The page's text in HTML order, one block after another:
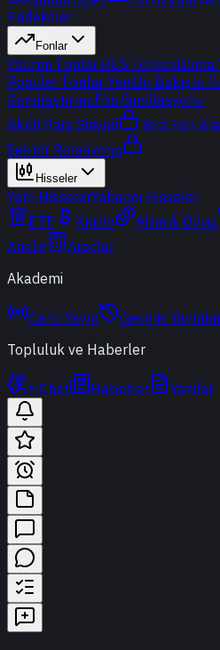
Endeksler
Fonlar
Yatırım FonlarıBES FonlarıBorsa
Popüler Fonlar YeniBir Bakışta
KarşılaştırmaFon Simülasyonu
Akıllı Para Sinyali
Ters Fon
Sektör Rotasyonu
Hisseler
Yerli HisselerYabancı Hisseler
ETF
Kripto Altın & Döviz
Analiz
Araçlar
Akademi
Canlı Yayın Geçmiş
Topluluk ve Haberler
t-Chat Haberler Yazılar